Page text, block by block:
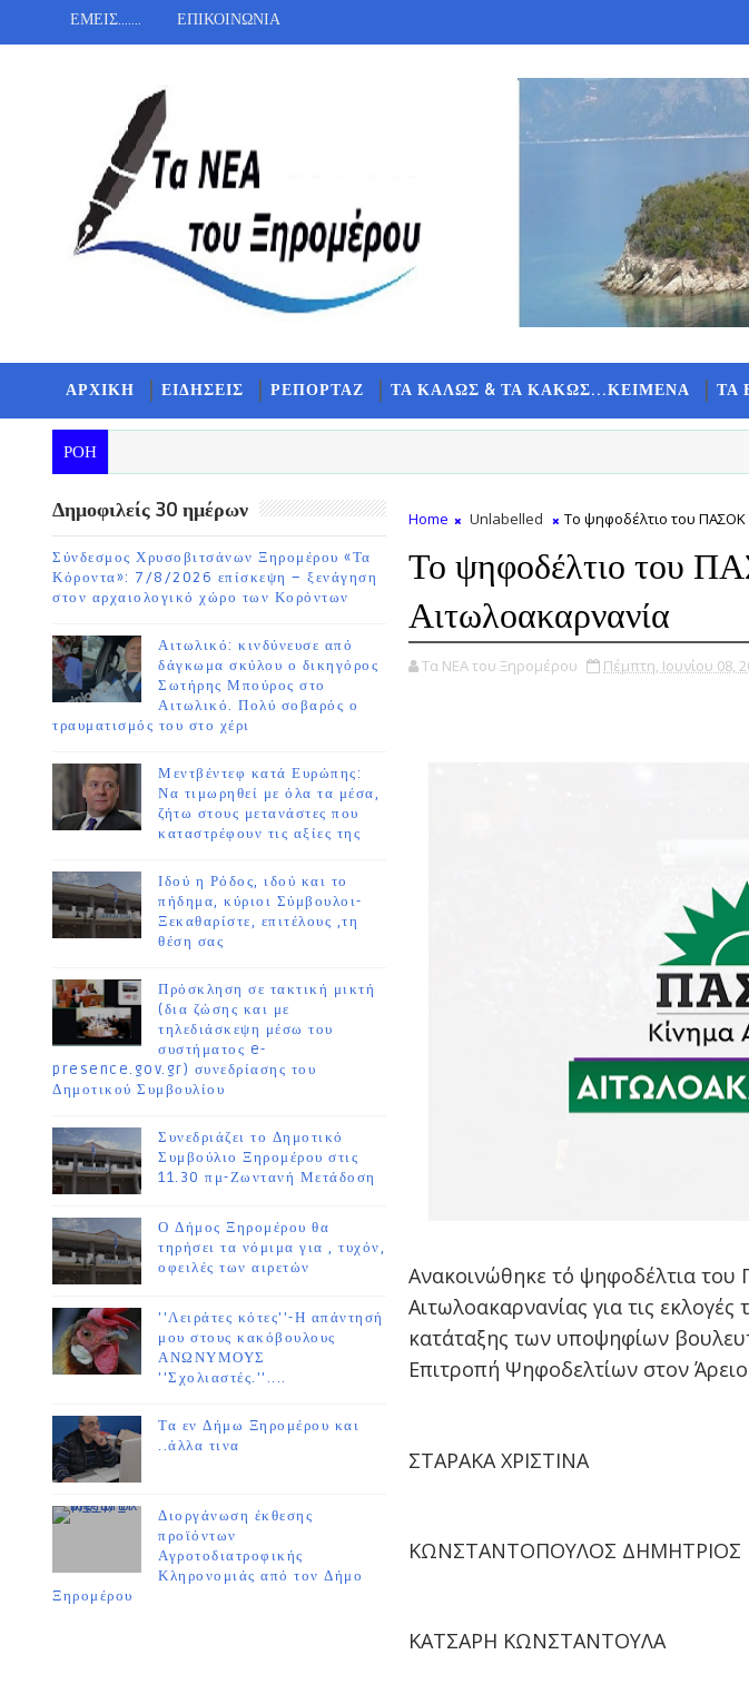
ΕΜΕΙΣ....... ΕΠΙΚΟΙΝΩΝΙΑ
ΑΡΧΙΚΗ ΕΙΔΗΣΕΙΣ ΡΕΠΟΡΤΑΖ ΤΑ ΚΑΛΩΣ & ΤΑ ΚΑΚΩΣ...ΚΕΙΜΕΝΑ ΤΑ
ΡΟΗ
Δημοφιλείς 30 ημέρων
Σύνδεσμος Χρυσοβιτσάνων Ξηρομέρου «Τα
Κόροντα»: 7/8/2026 επίσκεψη – ξενάγηση
στον αρχαιολογικό χώρο των Κορόντων
Αιτωλικό: κινδύνευσε από
δάγκωμα σκύλου ο δικηγόρος
Σωτήρης Μπούρος στο
Αιτωλικό. Πολύ σοβαρός ο
τραυματισμός του στο χέρι
Μεντβέντεφ κατά Ευρώπης:
Να τιμωρηθεί με όλα τα μέσα,
ζήτω στους μετανάστες που
καταστρέφουν τις αξίες της
Ιδού η Ρόδος, ιδού και το
πήδημα, κύριοι Σύμβουλοι-
Ξεκαθαρίστε, επιτέλους ,τη
θέση σας
Πρόσκληση σε τακτική μικτή
(δια ζώσης και με
τηλεδιάσκεψη μέσω του
συστήματος e-
presence.gov.gr) συνεδρίασης του
Δημοτικού Συμβουλίου
Συνεδριάζει το Δημοτικό
Συμβούλιο Ξηρομέρου στις
11.30 πμ-Ζωντανή Μετάδοση
Ο Δήμος Ξηρομέρου θα
τηρήσει τα νόμιμα για , τυχόν,
οφειλές των αιρετών
''Λειράτες κότες''-Η απάντησή
μου στους κακόβουλους
ΑΝΩΝΥΜΟΥΣ
''Σχολιαστές.''....
Τα εν Δήμω Ξηρομέρου και
..άλλα τινα
Διοργάνωση έκθεσης
προϊόντων
Αγροτοδιατροφικής
Κληρονομιάς από τον Δήμο
Ξηρομέρου
Home Unlabelled Το ψηφοδέλτιο του ΠΑΣΟΚ
Το ψηφοδέλτιο του
Αιτωλοακαρνανία
Τα ΝΕΑ του Ξηρομέρου Πέμπτη, Ιουνίου 08,
Ανακοινώθηκε τό ψηφοδέλτια του
Αιτωλοακαρνανίας για τις εκλογές
κατάταξης των υποψηφίων
Επιτροπή Ψηφοδελτίων στον
ΣΤΑΡΑΚΑ ΧΡΙΣΤΙΝΑ
ΚΩΝΣΤΑΝΤΟΠΟΥΛΟΣ ΔΗΜΗΤΡΙΟΣ
ΚΑΤΣΑΡΗ ΚΩΝΣΤΑΝΤΟΥΛΑ